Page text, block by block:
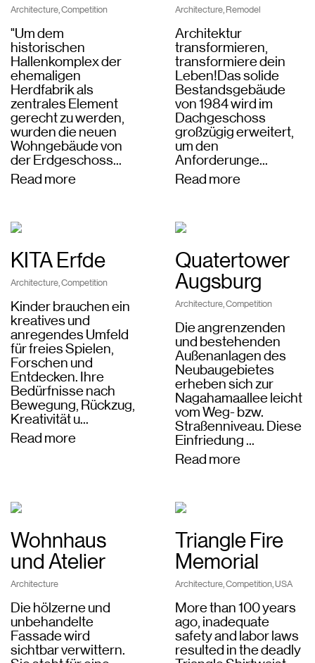
Architecture,Competition
"Um dem
historischen
Hallenkomplex der
ehemaligen
Herdfabrik als
zentrales Element
gerecht zu werden,
wurden die neuen
Wohngebäude von
der Erdgeschoss...
Read more
Architecture, Remodel
Architektur
transformieren,
transformiere dein
Leben!Das solide
Bestandsgebäude
von 1984 wird im
Dachgeschoss
großzügig erweitert,
um den
Anforderunge...
Read more
KITA Erfde
Architecture,Competition
Kinder brauchen ein
kreatives und
anregendes Umfeld
für freies Spielen,
Forschen und
Entdecken. Ihre
Bedürfnisse nach
Bewegung, Rückzug,
Kreativität u...
Read more
Quatertower
Augsburg
Architecture,Competition
Die angrenzenden
und bestehenden
Außenanlagen des
Neubaugebietes
erheben sich zur
Nagahamaallee leicht
vom Weg- bzw.
Straßenniveau. Diese
Einfriedung ...
Read more
Wohnhaus
und Atelier
Architecture
Die hölzerne und
unbehandelte
Fassade wird
sichtbar verwittern.
Triangle Fire
Memorial
Architecture,Competition,USA
More than 100 years
ago, inadequate
safety and labor laws
resulted in the deadly